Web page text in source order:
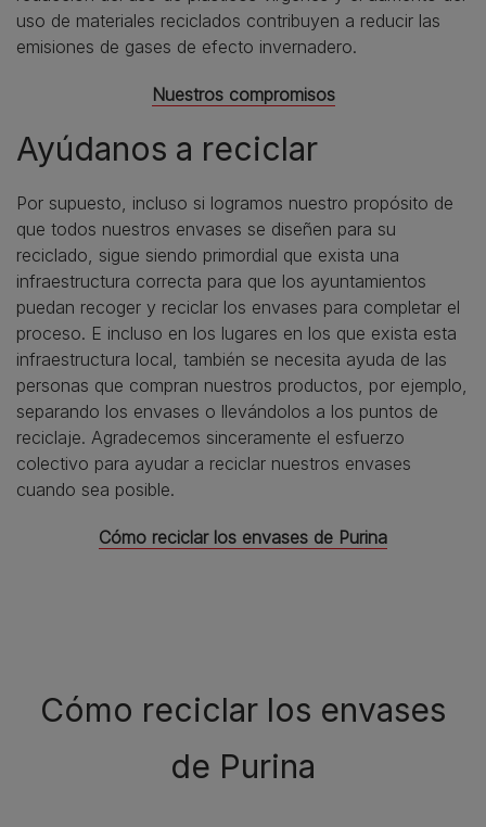
uso de materiales reciclados contribuyen a reducir las
emisiones de gases de efecto invernadero.
Nuestros compromisos
Ayúdanos a reciclar
Por supuesto, incluso si logramos nuestro propósito de
que todos nuestros envases se diseñen para su
reciclado, sigue siendo primordial que exista una
infraestructura correcta para que los ayuntamientos
puedan recoger y reciclar los envases para completar el
proceso. E incluso en los lugares en los que exista esta
infraestructura local, también se necesita ayuda de las
personas que compran nuestros productos, por ejemplo,
separando los envases o llevándolos a los puntos de
reciclaje. Agradecemos sinceramente el esfuerzo
colectivo para ayudar a reciclar nuestros envases
cuando sea posible.
Cómo reciclar los envases de Purina
Cómo reciclar los envases
de Purina